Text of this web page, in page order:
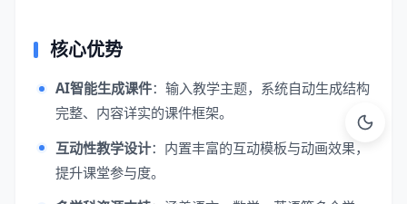
核心优势
AI智能生成课件：输入教学主题，系统自动生成结构
完整、内容详实的课件框架。
互动性教学设计：内置丰富的互动模板与动画效果，
提升课堂参与度。